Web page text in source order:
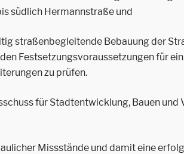
südlich Hermannstraße und
straßenbegleitende Bebauung der
Festsetzungsvoraussetzungen für
zu prüfen.
für Stadtentwicklung, Bauen und
Missstände und damit eine